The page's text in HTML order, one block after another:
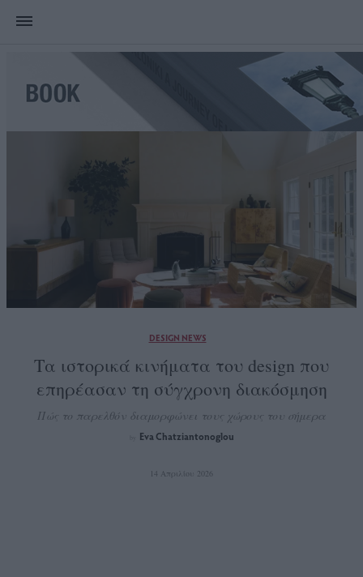
DESIGN NEWS
Τα ιστορικά κινήματα του design που
επηρέασαν τη σύγχρονη διακόσμηση
Πώς το παρελθόν διαμορφώνει τους χώρους του σήμερα
Eva Chatziantonoglou
14 Απριλίου 2026